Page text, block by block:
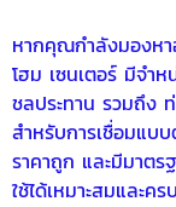
หากคุณกำลังมองห
โฮม เซนเตอร์ มีจำห
ชลประทาน รวมถึง
สำหรับการเชื่อมแ
ราคาถูก และมีมาตร
ใช้ได้เหมาะสมและค